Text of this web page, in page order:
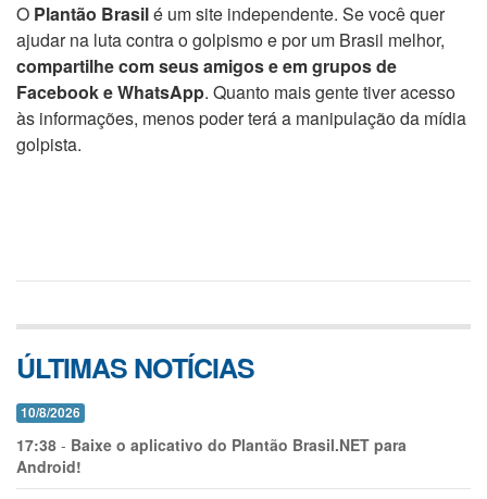
O Plantão Brasilé um site independente. Se você quer
ajudar na luta contra o golpismo e por um Brasil melhor,
compartilhe com seus amigos e em grupos de
Facebook e WhatsApp. Quanto mais gente tiver acesso
às informações, menos poder terá a manipulação da mídia
golpista.
ÚLTIMAS NOTÍCIAS
10/8/2026
17:38 - Baixe o aplicativo do Plantão Brasil.NET para
Android!